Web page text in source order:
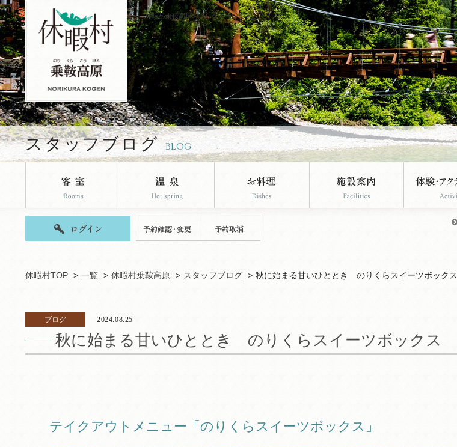
休暇村乗鞍高原のブログページです。
スタッフブログ BLOG
休暇村TOP 一覧 休暇村乗鞍高原 スタッフブログ 秋に始まる甘いひととき のりくらスイーツボックス
ブログ 2024.08.25
秋に始まる甘いひととき のりくらスイーツボックス
テイクアウトメニュー「のりくらスイーツボックス」